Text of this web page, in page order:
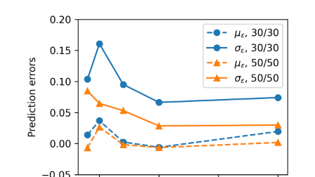
Crear múltiples ejes en
una figura
Contenido del primer eje
Definición del segundo